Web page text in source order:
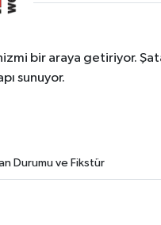
bir araya getiriyor.
sunuyor.
Durumu ve Fikstür